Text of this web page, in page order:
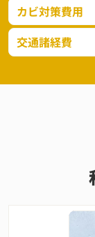
カビ対策費用
交通諸経費